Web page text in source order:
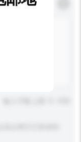
*必须填写